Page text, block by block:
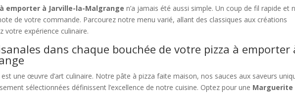
emporter à Jarville-la-Malgrange n’a jamais été aussi simple. Un coup de fil rapide et
de votre commande. Parcourez notre menu varié, allant des classiques aux créations
votre expérience culinaire.
dans chaque bouchée de votre pizza à emporter
est une œuvre d’art culinaire. Notre pâte à pizza faite maison, nos sauces aux saveurs
sélectionnées définissent l’excellence de notre cuisine. Optez pour une Marguerite